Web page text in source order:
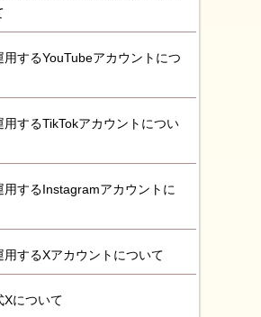
用するYouTubeアカウントにつ
用するTikTokアカウントについ
用するInstagramアカウントに
用するXアカウントについて
Xについて